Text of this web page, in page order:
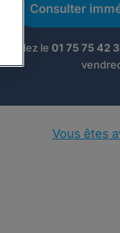
Consulter
appelez le 01 75 75 42
Vous êtes